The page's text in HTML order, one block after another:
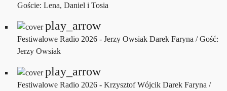
Goście: Lena, Daniel i Tosia
play_arrow
Festiwalowe Radio 2026 - Jerzy Owsiak Darek Faryna / Gość:
Jerzy Owsiak
play_arrow
Festiwalowe Radio 2026 - Krzysztof Wójcik Darek Faryna /